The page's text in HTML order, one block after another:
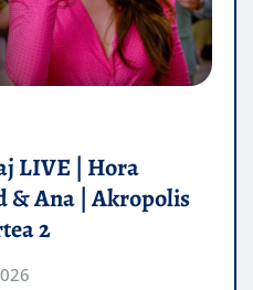
LIVE | Hora
& Ana | Akropolis
2